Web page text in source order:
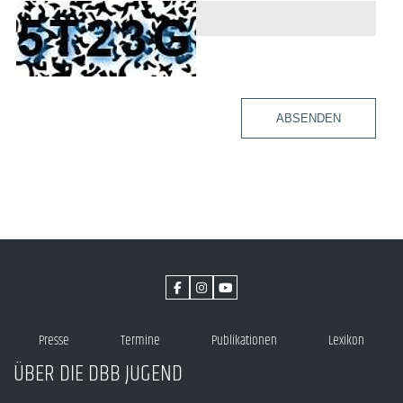
ABSENDEN
Presse Termine Publikationen Lexikon
ÜBER DIE DBB JUGEND